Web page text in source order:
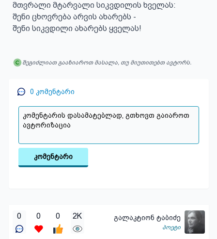
მთვრალი მტარვალი სიკვდილის ხველას:
შენი ცხოვრება არვის ახარებს -
შენი სიკვდილი ახარებს ყველას!
შეგიძლიათ გააზიაროთ მასალა, თუ მიუთითებთ ავტორს.
0 კომენტარი
კომენტარი
0 0 0 2K გალაკტიონ ტაბიძე
პოეტი